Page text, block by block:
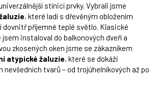
stínicí prvky. Vybrali jsme
, které ladí s dřevěným obložením
příjemné teplé světlo. Klasické
instaloval do balkonových dveří a
zkosených oken jsme se zákazníkem
atypické žaluzie, které se dokáží
tvarů – od trojúhelníkových až po